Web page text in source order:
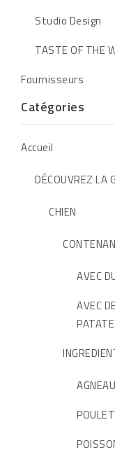
Studio Design
TASTE OF THE
Fournisseurs
Catégories
Accueil
DÉCOUVREZ LA
CHIEN
AVEC
AVEC
AGNEAU
POULET